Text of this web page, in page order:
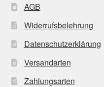
AGB
Widerrufsbelehrung
Datenschutzerklärung
Versandarten
Zahlungsarten